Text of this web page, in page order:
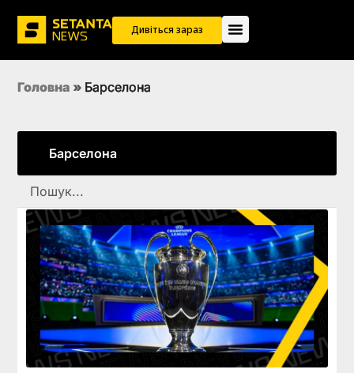
Дивіться зараз
Головна » Барселона
Барселона